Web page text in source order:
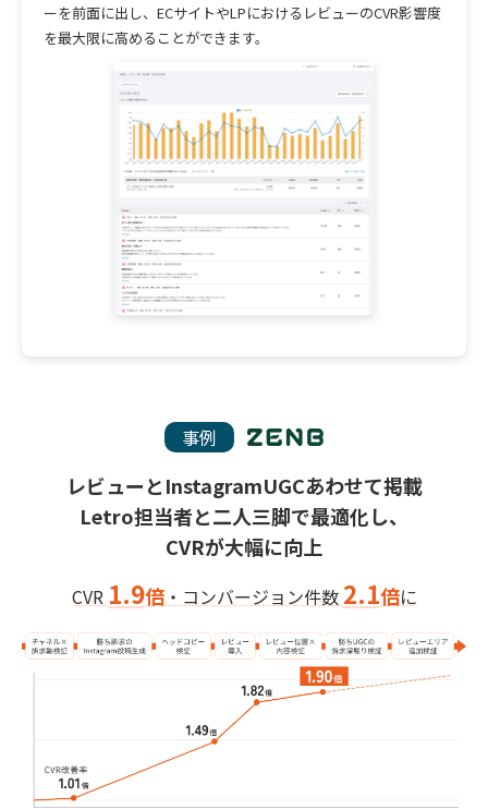
ーを前面に出し、ECサイトやLPにおけるレビューのCVR影響度
を最大限に高めることができます。
事例
レビューとInstagramUGCあわせて掲載
Letro担当者と二人三脚で最適化し、
CVRが大幅に向上
CVR 1.9倍・コンバージョン件数 2.1倍に